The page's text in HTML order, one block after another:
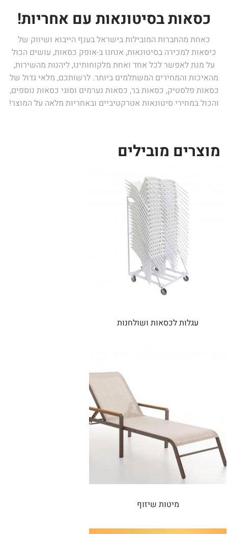
כסאות בסיטונאות עם אחריות!
כאחת מהחברות המובילות בישראל בענף הייבוא ושיווק של
כיסאות למכירה בסיטונאות, אנחנו ב-אופק כסאות, עושים הכול
על מנת לאפשר לכל אחד ואחת מלקוחותינו, ליהנות מהשירות,
מהאיכות והמחירים המשתלמים ביותר. לרשותכם, מלאי גדול של
כסאות פלסטיק, כסאות בר, כסאות נערמים וסוגי כסאות נוספים,
והכול במחירי סיטונאות אטרקטיביים ובאחריות מלאה על המוצר!
מוצרים מובילים
עגלות לכסאות ושולחנות
מיטות שיזוף